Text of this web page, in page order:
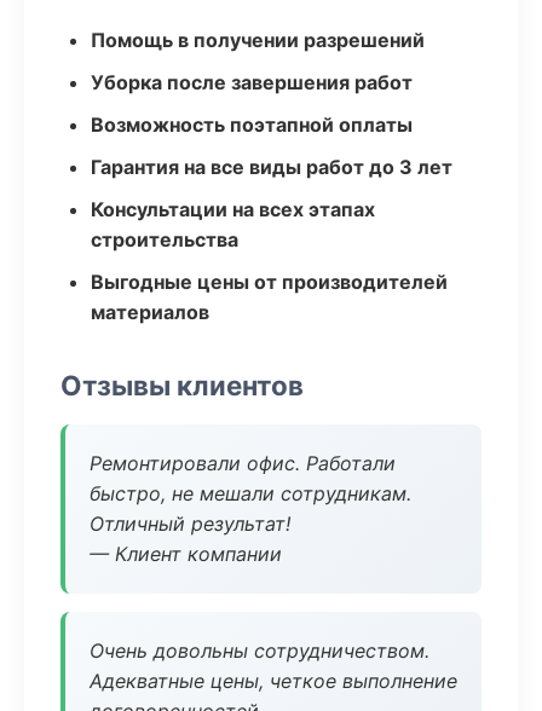
Помощь в получении разрешений
Уборка после завершения работ
Возможность поэтапной оплаты
Гарантия на все виды работ до 3 лет
Консультации на всех этапах
строительства
Выгодные цены от производителей
материалов
Отзывы клиентов
Ремонтировали офис. Работали
быстро, не мешали сотрудникам.
Отличный результат!
— Клиент компании
Очень довольны сотрудничеством.
Адекватные цены, четкое выполнение